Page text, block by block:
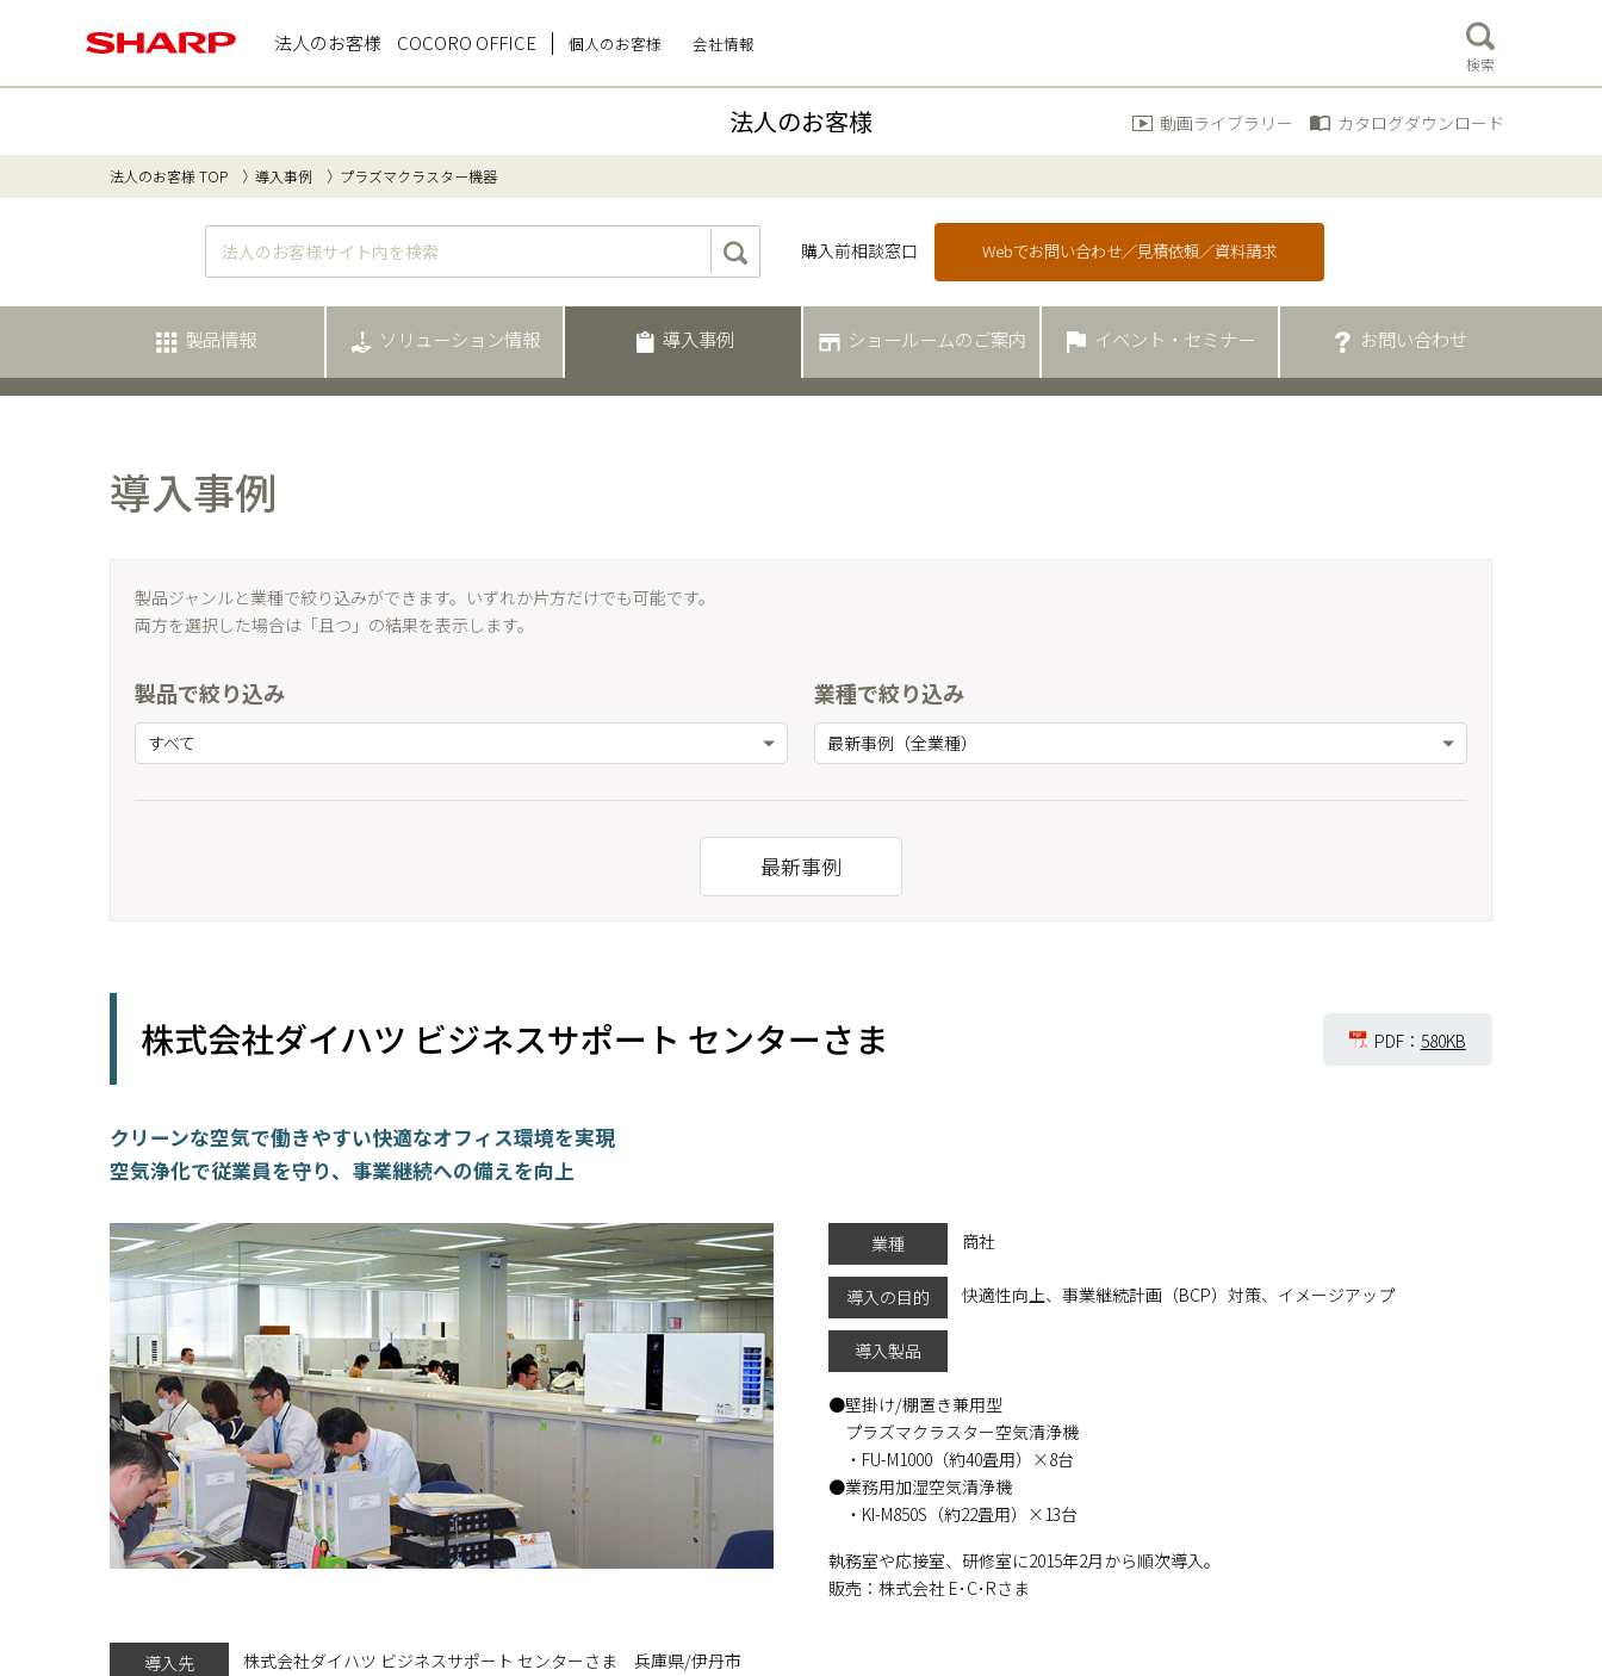
法人のお客様 COCORO OFFICE 個人のお客様 会社情報
検索
法人のお客様 動画ライブラリー カタログダウンロード
法人のお客様 TOP 導入事例 プラズマクラスター機器
購入前相談窓口 Webでお問い合わせ／見積依頼／資料請求
製品情報 ソリューション情報 導入事例 ショールームのご案内 イベント・セミナー お問い合わせ
導入事例
製品ジャンルと業種で絞り込みができます。いずれか片方だけでも可能です。
両方を選択した場合は「且つ」の結果を表示します。
製品で絞り込み
すべて
業種で絞り込み
最新事例（全業種）
最新事例
株式会社ダイハツ ビジネスサポート センターさま PDF： 580KB
クリーンな空気で働きやすい快適なオフィス環境を実現
空気浄化で従業員を守り、事業継続への備えを向上
業種 商社
導入の目的 快適性向上、事業継続計画（BCP）対策、イメージアップ
導入製品
壁掛け/棚置き兼用型
プラズマクラスター空気清浄機
・FU-M1000（約40畳用）×8台
業務用加湿空気清浄機
・KI-M850S（約22畳用）×13台
執務室や応接室、研修室に2015年2月から順次導入。
販売：株式会社 E･C･Rさま
導入先 株式会社ダイハツ ビジネスサポート センターさま 兵庫県/伊丹市